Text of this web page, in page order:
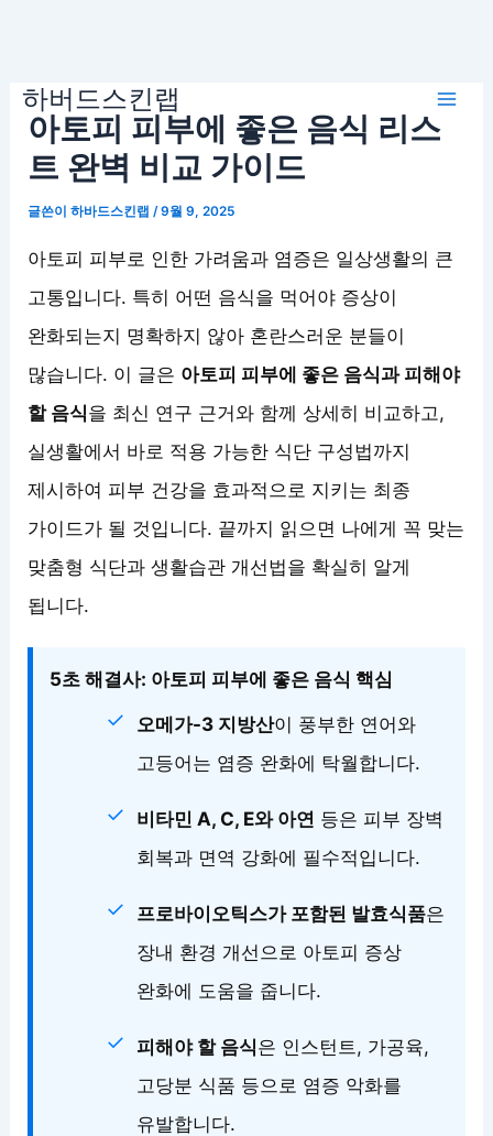
하버드스킨랩
아토피 피부에 좋은 음식 리스
트 완벽 비교 가이드
글쓴이하바드스킨랩/9월 9, 2025
아토피 피부로 인한 가려움과 염증은 일상생활의 큰
고통입니다. 특히 어떤 음식을 먹어야 증상이
완화되는지 명확하지 않아 혼란스러운 분들이
많습니다. 이 글은 아토피 피부에 좋은 음식과 피해야
할 음식을 최신 연구 근거와 함께 상세히 비교하고,
실생활에서 바로 적용 가능한 식단 구성법까지
제시하여 피부 건강을 효과적으로 지키는 최종
가이드가 될 것입니다. 끝까지 읽으면 나에게 꼭 맞는
맞춤형 식단과 생활습관 개선법을 확실히 알게
됩니다.
5초 해결사: 아토피 피부에 좋은 음식 핵심
오메가-3 지방산이 풍부한 연어와
고등어는 염증 완화에 탁월합니다.
비타민 A, C, E와 아연 등은 피부 장벽
회복과 면역 강화에 필수적입니다.
프로바이오틱스가 포함된 발효식품은
장내 환경 개선으로 아토피 증상
완화에 도움을 줍니다.
피해야 할 음식은 인스턴트, 가공육,
고당분 식품 등으로 염증 악화를
유발합니다.